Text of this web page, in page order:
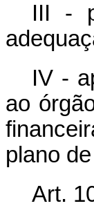
III -
IV -
ao
plano
Art.